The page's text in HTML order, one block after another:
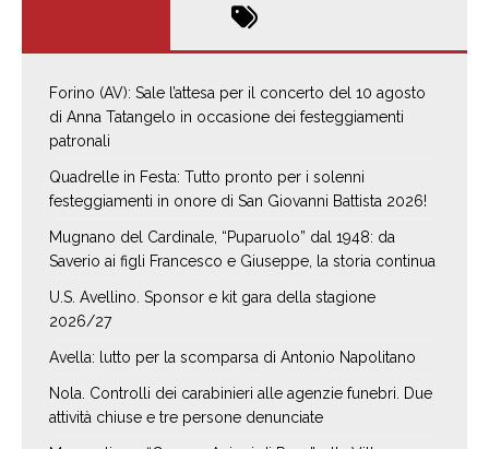
Forino (AV): Sale l’attesa per il concerto del 10 agosto
di Anna Tatangelo in occasione dei festeggiamenti
patronali
Quadrelle in Festa: Tutto pronto per i solenni
festeggiamenti in onore di San Giovanni Battista 2026!
Mugnano del Cardinale, “Puparuolo” dal 1948: da
Saverio ai figli Francesco e Giuseppe, la storia continua
U.S. Avellino. Sponsor e kit gara della stagione
2026/27
Avella: lutto per la scomparsa di Antonio Napolitano
Nola. Controlli dei carabinieri alle agenzie funebri. Due
attività chiuse e tre persone denunciate